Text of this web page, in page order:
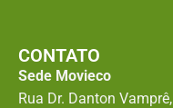
CONTATO
Sede Movieco
Rua Dr. Danton Vamprê,